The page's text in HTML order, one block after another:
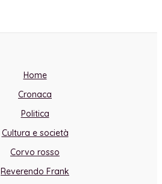
Home
Cronaca
Politica
Cultura e società
Corvo rosso
Reverendo Frank